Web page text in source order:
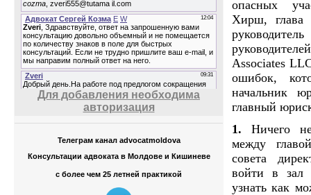
Для добавления необходима
авторизация
Телеграм канал advocatmoldova
Консультации адвоката в Молдове и Кишиневе
с более чем 25 летней практикой
опасных
Хирш, глава
Associates
ошибок,
начальник
главный
1. Ничего
между
совета
войти в зал
узнать как